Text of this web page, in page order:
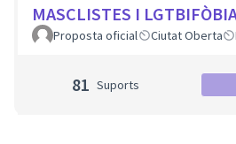
MASCLISTES I
Proposta oficial Ciutat Oberta
81 Suports